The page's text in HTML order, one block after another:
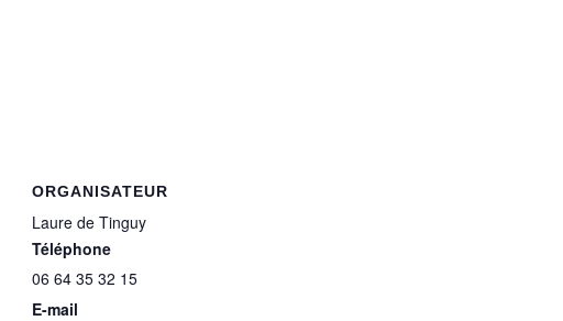
ORGANISATEUR
Laure de Tinguy
Téléphone
06 64 35 32 15
E-mail